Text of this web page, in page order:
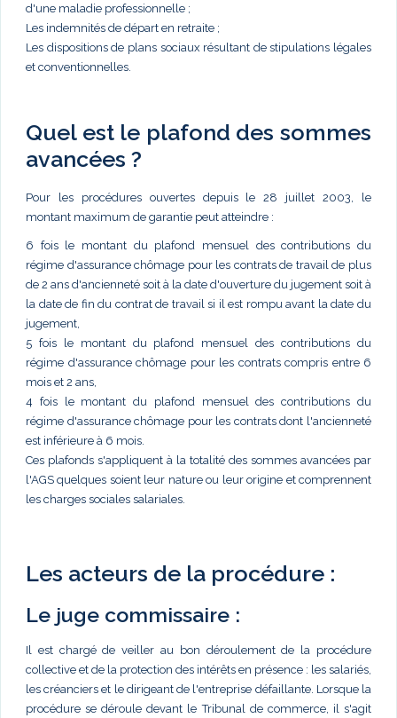
d'une maladie professionnelle ;
Les indemnités de départ en retraite ;
Les dispositions de plans sociaux résultant de stipulations légales
et conventionnelles.
Quel est le plafond des sommes
avancées ?
Pour les procédures ouvertes depuis le 28 juillet 2003, le
montant maximum de garantie peut atteindre :
6 fois le montant du plafond mensuel des contributions du
régime d'assurance chômage pour les contrats de travail de plus
de 2 ans d'ancienneté soit à la date d'ouverture du jugement soit à
la date de fin du contrat de travail si il est rompu avant la date du
jugement,
5 fois le montant du plafond mensuel des contributions du
régime d'assurance chômage pour les contrats compris entre 6
mois et 2 ans,
4 fois le montant du plafond mensuel des contributions du
régime d'assurance chômage pour les contrats dont l'ancienneté
est inférieure à 6 mois.
Ces plafonds s'appliquent à la totalité des sommes avancées par
l'AGS quelques soient leur nature ou leur origine et comprennent
les charges sociales salariales.
Les acteurs de la procédure :
Le juge commissaire :
Il est chargé de veiller au bon déroulement de la procédure
collective et de la protection des intérêts en présence : les salariés,
les créanciers et le dirigeant de l'entreprise défaillante. Lorsque la
procédure se déroule devant le Tribunal de commerce, il s'agit